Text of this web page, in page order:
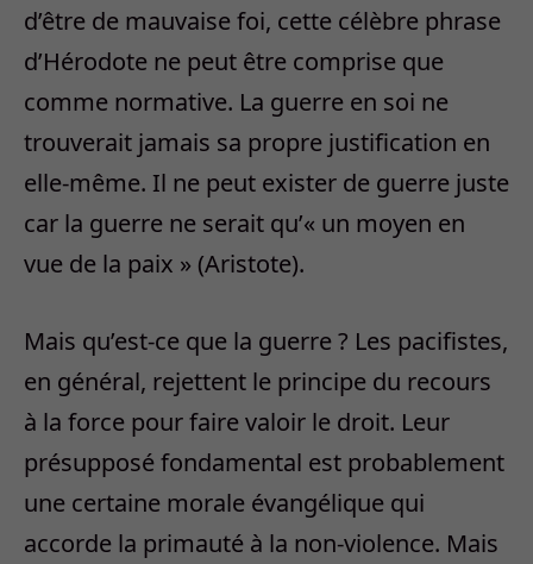
d’être de mauvaise foi, cette célèbre phrase
d’Hérodote ne peut être comprise que
comme normative. La guerre en soi ne
trouverait jamais sa propre justification en
elle-même. Il ne peut exister de guerre juste
car la guerre ne serait qu’« un moyen en
vue de la paix » (Aristote).
Mais qu’est-ce que la guerre ? Les pacifistes,
en général, rejettent le principe du recours
à la force pour faire valoir le droit. Leur
présupposé fondamental est probablement
une certaine morale évangélique qui
accorde la primauté à la non-violence. Mais